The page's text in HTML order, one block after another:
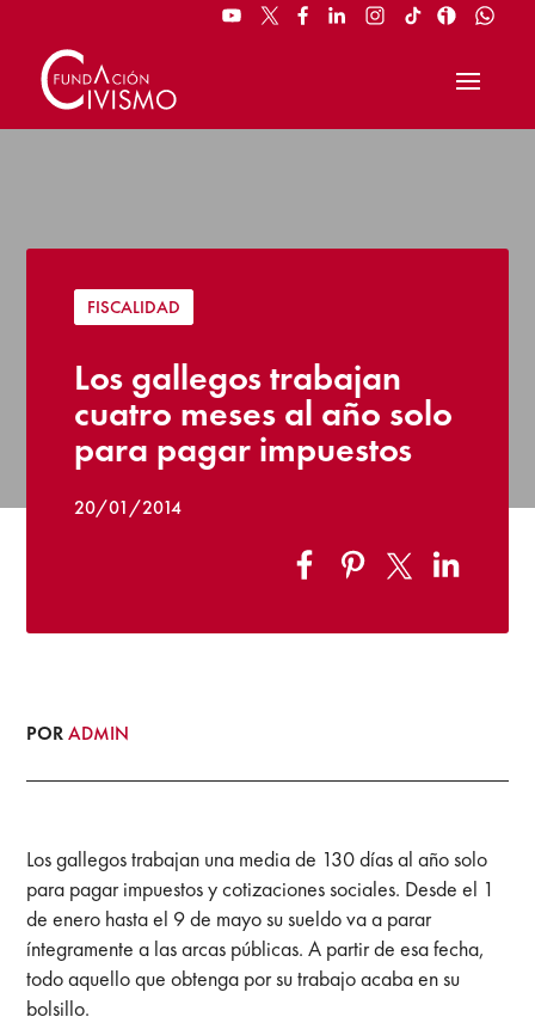
FISCALIDAD
Los gallegos trabajan
cuatro meses al año solo
para pagar impuestos
20/01/2014
PORADMIN
Los gallegos trabajan una media de 130 días al año solo
para pagar impuestos y cotizaciones sociales. Desde el 1
de enero hasta el 9 de mayo su sueldo va a parar
íntegramente a las arcas públicas. A partir de esa fecha,
todo aquello que obtenga por su trabajo acaba en su
bolsillo.